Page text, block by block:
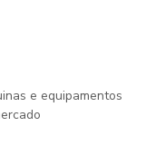
e equipamentos